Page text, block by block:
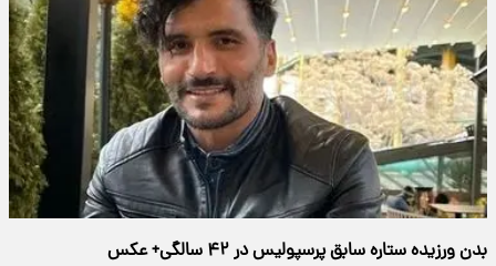
بدن ورزیده ستاره سابق پرسپولیس در ۴۲ سالگی+ عکس